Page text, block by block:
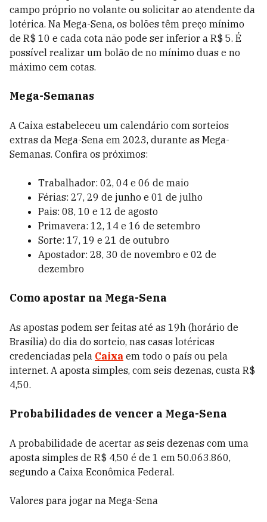
campo próprio no volante ou solicitar ao atendente da
lotérica. Na Mega-Sena, os bolões têm preço mínimo
de R$ 10 e cada cota não pode ser inferior a R$ 5. É
possível realizar um bolão de no mínimo duas e no
máximo cem cotas.
Mega-Semanas
A Caixa estabeleceu um calendário com sorteios
extras da Mega-Sena em 2023, durante as Mega-
Semanas. Confira os próximos:
Trabalhador: 02, 04 e 06 de maio
Férias: 27, 29 de junho e 01 de julho
Pais: 08, 10 e 12 de agosto
Primavera: 12, 14 e 16 de setembro
Sorte: 17, 19 e 21 de outubro
Apostador: 28, 30 de novembro e 02 de
dezembro
Como apostar na Mega-Sena
As apostas podem ser feitas até as 19h (horário de
Brasília) do dia do sorteio, nas casas lotéricas
credenciadas pela Caixa em todo o país ou pela
internet. A aposta simples, com seis dezenas, custa R$
4,50.
Probabilidades de vencer a Mega-Sena
A probabilidade de acertar as seis dezenas com uma
aposta simples de R$ 4,50 é de 1 em 50.063.860,
segundo a Caixa Econômica Federal.
Valores para jogar na Mega-Sena